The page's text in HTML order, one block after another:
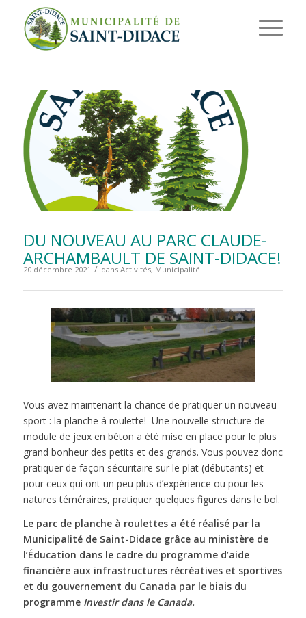
DU NOUVEAU AU PARC CLAUDE-
ARCHAMBAULT DE SAINT-DIDACE!
20 décembre 2021 / dans Activités, Municipalité
Vous avez maintenant la chance de pratiquer un nouveau
sport : la planche à roulette! Une nouvelle structure de
module de jeux en béton a été mise en place pour le plus
grand bonheur des petits et des grands. Vous pouvez donc
pratiquer de façon sécuritaire sur le plat (débutants) et
pour ceux qui ont un peu plus d’expérience ou pour les
natures téméraires, pratiquer quelques figures dans le bol.
Le parc de planche à roulettes a été réalisé par la
Municipalité de Saint-Didace grâce au ministère de
l’Éducation dans le cadre du programme d’aide
financière aux infrastructures récréatives et sportives
et du gouvernement du Canada par le biais du
programme Investir dans le Canada.